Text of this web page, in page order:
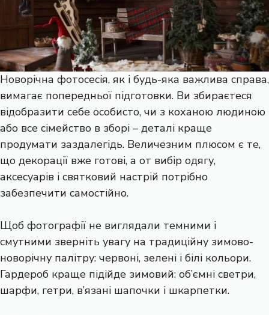
Новорічна фотосесія, як і будь-яка важлива справа,
вимагає попередньої підготовки. Ви збираєтеся
відобразити себе особисто, чи з коханою людиною
або все сімейство в зборі – деталі краще
продумати заздалегідь. Величезним плюсом є те,
що декорації вже готові, а от вибір одягу,
аксесуарів і святковий настрій потрібно
забезпечити самостійно.
Щоб фотографії не виглядали темними і
смутними зверніть увагу на традиційну зимово-
новорічну палітру: червоні, зелені і білі кольори.
Гардероб краще підійде зимовий: об’ємні светри,
шарфи, гетри, в’язані шапочки і шкарпетки.